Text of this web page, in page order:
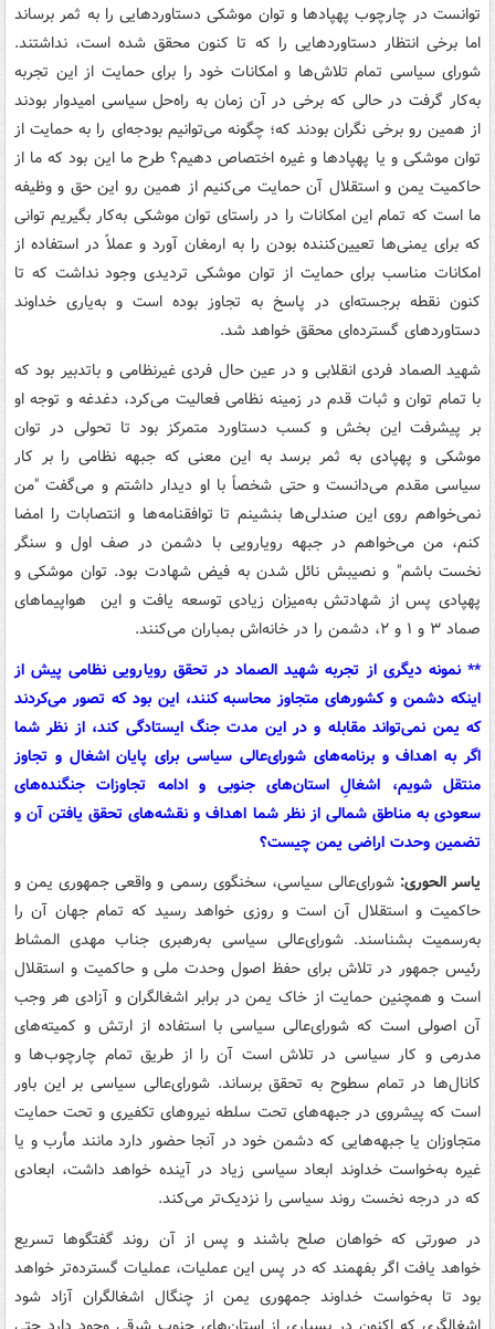
توانست در چارچوب پهپادها و توان موشکی دستاوردهایی را به ثمر برساند
اما برخی انتظار دستاوردهایی را که تا کنون محقق شده است، نداشتند.
شورای سیاسی تمام تلاش‌ها و امکانات خود را برای حمایت از این تجربه
به‌کار گرفت در حالی که برخی در آن زمان به راه‌حل سیاسی امیدوار بودند
از همین رو برخی نگران بودند که؛ چگونه می‌توانیم بودجه‌ای را به حمایت از
توان موشکی و یا پهپادها و غیره اختصاص دهیم؟ طرح ما این بود که ما از
حاکمیت یمن و استقلال آن حمایت می‌کنیم از همین رو این حق و وظیفه
ما است که تمام این امکانات را در راستای توان موشکی به‌کار بگیریم توانی
که برای یمنی‌ها تعیین‌کننده‌ بودن را به ارمغان آورد و عملاً در استفاده از
امکانات مناسب برای حمایت از توان موشکی تردیدی وجود نداشت که تا
کنون نقطه برجسته‌ای در پاسخ به تجاوز بوده است و به‌یاری خداوند
دستاوردهای گسترده‌ای محقق خواهد شد.
شهید الصماد فردی انقلابی و در عین حال فردی غیرنظامی و باتدبیر بود که
با تمام توان و ثبات قدم در زمینه نظامی فعالیت می‌کرد، دغدغه و توجه او
بر پیشرفت این بخش و کسب دستاورد متمرکز بود تا تحولی در توان
موشکی و پهپادی به ثمر برسد به این معنی که جبهه نظامی را بر کار
سیاسی مقدم می‌دانست و حتی شخصاً با او دیدار داشتم و می‌گفت "من
نمی‌خواهم روی این صندلی‌ها بنشینم تا توافقنامه‌ها و انتصابات را امضا
کنم، من می‌خواهم در جبهه رویارویی با دشمن در صف اول و سنگر
نخست باشم" و نصیبش نائل شدن به فیض شهادت بود. توان موشکی و
پهپادی پس از شهادتش به‌میزان زیادی توسعه یافت و این هواپیماهای
صماد ۳ و ۱ و ۲، دشمن را در خانه‌اش بمباران می‌کنند.
** نمونه دیگری از تجربه شهید الصماد در تحقق رویارویی نظامی پیش از
اینکه دشمن و کشورهای متجاوز محاسبه کنند، این بود که تصور می‌کردند
که یمن نمی‌تواند مقابله و در این مدت جنگ ایستادگی کند، از نظر شما
اگر به اهداف و برنامه‌های شورای‌عالی سیاسی برای پایان اشغال و تجاوز
منتقل شویم، اشغالِ استان‌های جنوبی و ادامه تجاوزات جنگنده‌های
سعودی به مناطق شمالی از نظر شما اهداف و نقشه‌های تحقق یافتن آن و
تضمین وحدت اراضی یمن چیست؟
یاسر الحوری:شورای‌عالی سیاسی، سخنگوی رسمی و واقعی جمهوری یمن و
حاکمیت و استقلال آن است و روزی خواهد رسید که تمام جهان آن را
به‌رسمیت بشناسند. شورای‌عالی سیاسی به‌رهبری جناب مهدی المشاط
رئیس جمهور در تلاش برای حفظ اصول وحدت ملی و حاکمیت و استقلال
است و همچنین حمایت از خاک یمن در برابر اشغالگران و آزادی هر وجب
آن اصولی است که شورای‌عالی سیاسی با استفاده از ارتش و کمیته‌های
مدرمی و کار سیاسی در تلاش است آن را از طریق تمام چارچوب‌ها و
کانال‌ها در تمام سطوح به تحقق برساند. شورای‌عالی سیاسی بر این باور
است که پیشروی در جبهه‌های تحت سلطه نیروهای تکفیری و تحت حمایت
متجاوزان یا جبهه‌هایی که دشمن خود در آنجا حضور دارد مانند مأرب و یا
غیره به‌خواست خداوند ابعاد سیاسی زیاد در آینده خواهد داشت، ابعادی
که در درجه نخست روند سیاسی را نزدیک‌تر می‌کند.
در صورتی که خواهان صلح باشند و پس از آن روند گفتگوها تسریع
خواهد یافت اگر بفهمند که در پس این عملیات، عملیات گسترده‌تر خواهد
بود تا به‌خواست خداوند جمهوری یمن از چنگال اشغالگران آزاد شود